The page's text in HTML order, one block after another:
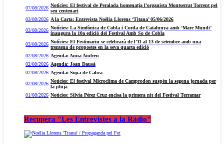
07/08/2026 Notícies: El festival de Peralada homenatja l’organista Montserrat Torrent pel
seu centenari
03/08/2026 A la Carta: Entrevista Noèlia Llorens ‘Titana’ 05/06/2026
03/08/2026 Notícies: La Simfònica de Cobla i Corda de Catalunya amb ‘Mare Mundi’
inaugura la 10a edició del Festival Amb So de Cobla
03/08/2026 Notícies: El Festimariu se celebrarà de l’11 al 13 de setembre amb una
trentena de propostes en la seva quarta edició
02/08/2026 Agenda: Anna Andreu
02/08/2026 Agenda: Joan Dausà
02/08/2026 Agenda: Sopa de Cabra
02/08/2026 Notícies: El festival Microclima de Camprodon suspèn la segona jornada per
la pluja
01/08/2026 Notícies: Sílvia Pérez Cruz encisa la primera nit del Festival Terramar
Recupera "Les Entrevistes a la Ràdio"